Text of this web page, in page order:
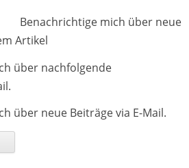
Benachrichtige mich über neue
Artikel
über nachfolgende
über neue Beiträge via E-Mail.